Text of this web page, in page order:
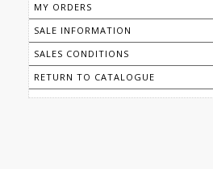
MY ORDERS
SALE INFORMATION
SALES CONDITIONS
RETURN TO CATALOGUE